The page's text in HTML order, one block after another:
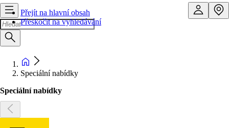
Přejít na hlavní obsah
Přeskočit na vyhledávání
Speciální nabídky
Speciální nabídky